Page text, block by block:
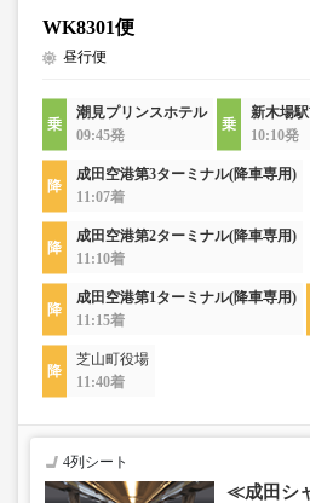
WK8301便
昼行便
潮見プリンスホテル
09:45発
新木場駅
10:10発
成田空港第3ターミナル(降車専用)
11:07着
成田空港第2ターミナル(降車専用)
11:10着
成田空港第1ターミナル(降車専用)
11:15着
芝山町役場
11:40着
4列シート
≪成田シ